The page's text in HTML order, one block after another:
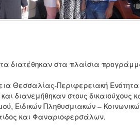
διατέθηκαν στα πλαίσια
Θεσσαλίας-Περιφερειακή
διανεμήθηκαν στους δικαιούχους
Ειδικών Πληθυσμιακών –
και Φαναριοφερσάλων.